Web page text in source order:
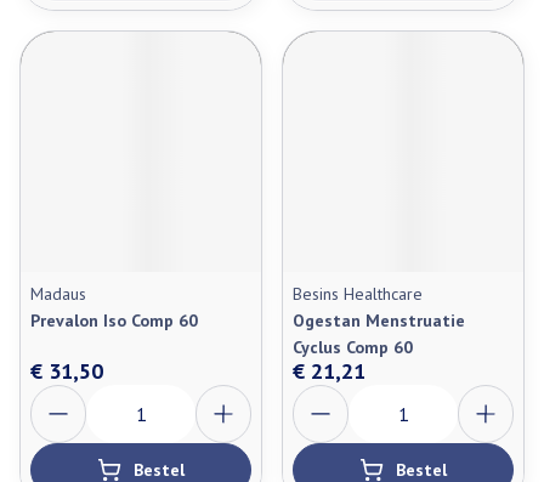
Madaus
Prevalon Iso Comp 60
€ 31,50
Aantal
Bestel
Besins Healthcare
Ogestan Menstruatie
Cyclus Comp 60
€ 21,21
Aantal
Bestel